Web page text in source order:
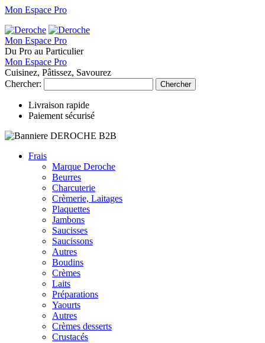
Mon Espace Pro
Mon Espace Pro
Du Pro au Particulier
Mon Espace Pro
Cuisinez, Pâtissez, Savourez
Chercher:
Chercher
Livraison rapide
Paiement sécurisé
Frais
Marque Deroche
Beurres
Charcuterie
Crèmerie, Laitages
Plaquettes
Jambons
Saucisses
Saucissons
Autres
Boudins
Crèmes
Laits
Préparations
Yaourts
Autres
Crèmes desserts
Crustacés